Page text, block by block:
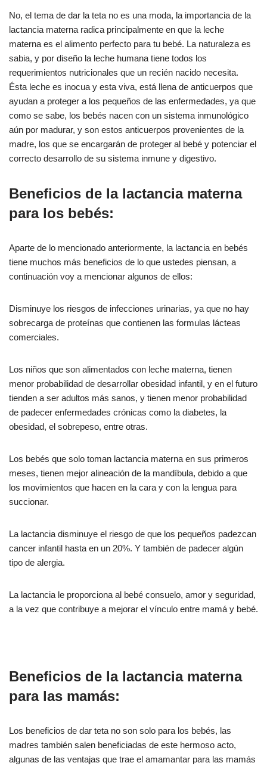
No, el tema de dar la teta no es una moda, la importancia de la
lactancia materna radica principalmente en que la leche
materna es el alimento perfecto para tu bebé. La naturaleza es
sabia, y por diseño la leche humana tiene todos los
requerimientos nutricionales que un recién nacido necesita.
Ésta leche es inocua y esta viva, está llena de anticuerpos que
ayudan a proteger a los pequeños de las enfermedades, ya que
como se sabe, los bebés nacen con un sistema inmunológico
aún por madurar, y son estos anticuerpos provenientes de la
madre, los que se encargarán de proteger al bebé y potenciar el
correcto desarrollo de su sistema inmune y digestivo.
Beneficios de la lactancia materna
para los bebés:
Aparte de lo mencionado anteriormente, la lactancia en bebés
tiene muchos más beneficios de lo que ustedes piensan, a
continuación voy a mencionar algunos de ellos:
Disminuye los riesgos de infecciones urinarias, ya que no hay
sobrecarga de proteínas que contienen las formulas lácteas
comerciales.
Los niños que son alimentados con leche materna, tienen
menor probabilidad de desarrollar obesidad infantil, y en el futuro
tienden a ser adultos más sanos, y tienen menor probabilidad
de padecer enfermedades crónicas como la diabetes, la
obesidad, el sobrepeso, entre otras.
Los bebés que solo toman lactancia materna en sus primeros
meses, tienen mejor alineación de la mandíbula, debido a que
los movimientos que hacen en la cara y con la lengua para
succionar.
La lactancia disminuye el riesgo de que los pequeños padezcan
cancer infantil hasta en un 20%. Y también de padecer algún
tipo de alergia.
La lactancia le proporciona al bebé consuelo, amor y seguridad,
a la vez que contribuye a mejorar el vínculo entre mamá y bebé.
Beneficios de la lactancia materna
para las mamás:
Los beneficios de dar teta no son solo para los bebés, las
madres también salen beneficiadas de este hermoso acto,
algunas de las ventajas que trae el amamantar para las mamás